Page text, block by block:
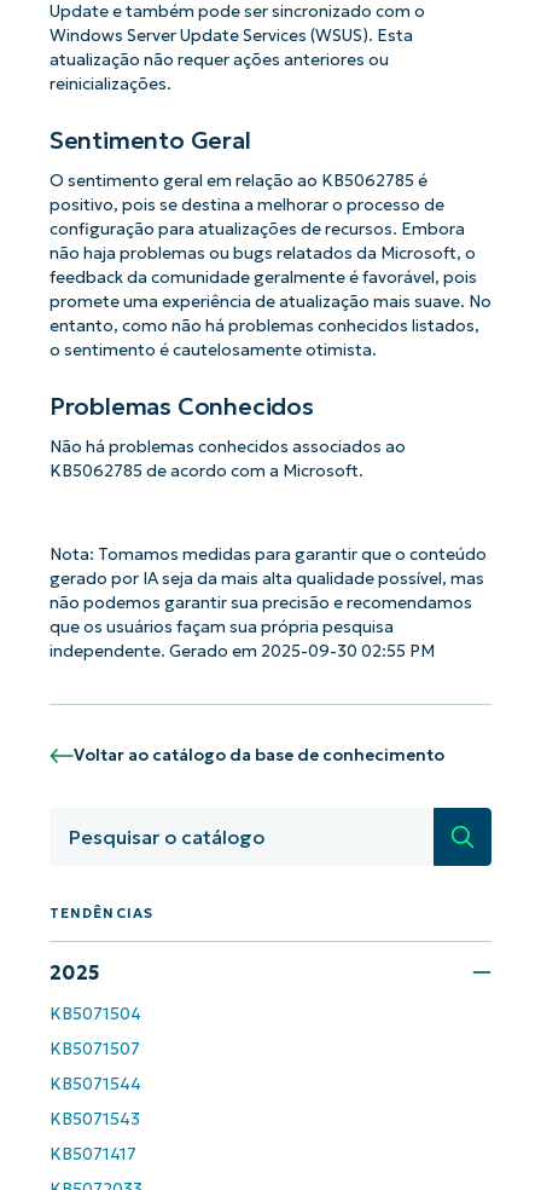
Update e também pode ser sincronizado com o
Windows Server Update Services (WSUS). Esta
atualização não requer ações anteriores ou
reinicializações.
Sentimento Geral
O sentimento geral em relação ao KB5062785 é
positivo, pois se destina a melhorar o processo de
configuração para atualizações de recursos. Embora
não haja problemas ou bugs relatados da Microsoft, o
feedback da comunidade geralmente é favorável, pois
promete uma experiência de atualização mais suave. No
entanto, como não há problemas conhecidos listados,
o sentimento é cautelosamente otimista.
Problemas Conhecidos
Não há problemas conhecidos associados ao
KB5062785 de acordo com a Microsoft.
Nota: Tomamos medidas para garantir que o conteúdo
gerado por IA seja da mais alta qualidade possível, mas
não podemos garantir sua precisão e recomendamos
que os usuários façam sua própria pesquisa
independente. Gerado em 2025-09-30 02:55 PM
Voltar ao catálogo da base de conhecimento
TENDÊNCIAS
2025
KB5071504
KB5071507
KB5071544
KB5071543
KB5071417
Comece a usar as análises de KB
orientadas por IA do NinjaOne!
and
last
email*
Phone